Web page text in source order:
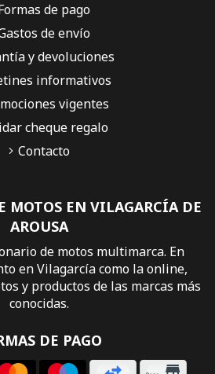
MOTOS EN VILAGARCÍA DE
AROUSA
de motos multimarca. En
en Vilagarcía como la online,
y productos de las marcas más
conocidas.
DE PAGO
de pago
de envío
y devoluciones
informativos
vigentes
cheque regalo
Contacto